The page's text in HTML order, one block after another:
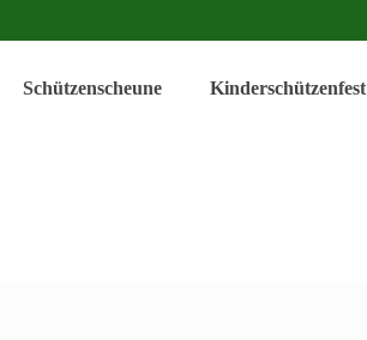
Schützenscheune Kinderschützenfest